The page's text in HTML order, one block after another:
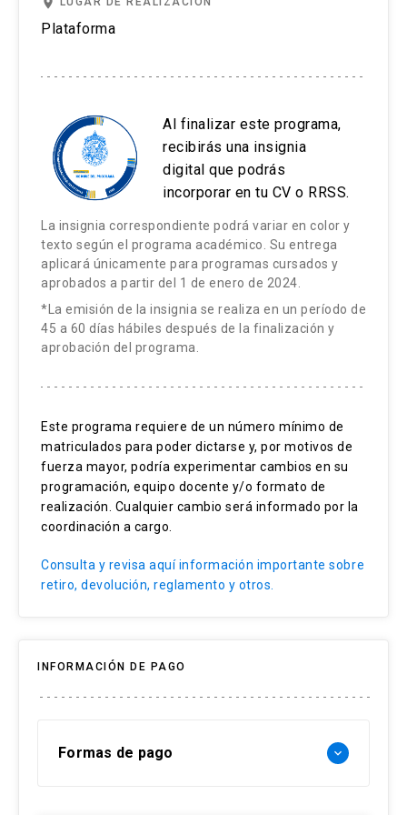
talento en el contexto de la transformación digital.
Desarrollo de talentos en el contexto de la
transformación digital.
transformación digital.
Estrategias Evaluativas:
Controles de lectura que permiten asegurar la
comprensión de los contenidos desplegados en
análisis y capacidad de reflexión de los alumnos
en torno a problemáticas aplicadas
Trabajo final grupal que evalúa la aplicación de los
contenidos a contextos profesionales
global la adquisición de los contenidos del curso
foros y rendir un examen final. Además de forma
grupal, trabajar en el trabajo grupal que se
continuación, la ponderación de nota final del
académico.
como nota final una calificación inferior a cuatro
(4,0).
El alumno que no cumpla con una de estas
exigencias reprueba automáticamente sin
posibilidad de ningún tipo de certificación.
Plataforma
Al finalizar este programa,
recibirás una insignia
digital que podrás
incorporar en tu CV o RRSS.
La insignia correspondiente podrá variar en color y
texto según el programa académico. Su entrega
aplicará únicamente para programas cursados y
aprobados a partir del 1 de enero de 2024.
*La emisión de la insignia se realiza en un período de
45 a 60 días hábiles después de la finalización y
aprobación del programa.
Este programa requiere de un número mínimo de
matriculados para poder dictarse y, por motivos de
fuerza mayor, podría experimentar cambios en su
programación, equipo docente y/o formato de
realización. Cualquier cambio será informado por la
coordinación a cargo.
Consulta y revisa aquí información importante sobre
retiro, devolución, reglamento y otros.
INFORMACIÓN DE PAGO
Formas de pago keyboard_arrow_down